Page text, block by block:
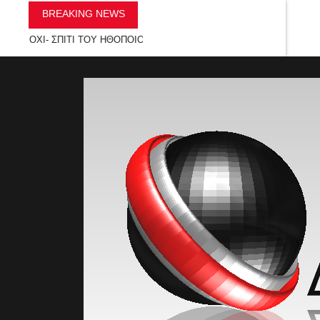
BREAKING NEWS
ΣΠΙΤΙ ΤΟΥ ΗΘΟΠΟΙΟΥ » Κρεμώδες ριζότο λεμονιού με παρμεζάνα